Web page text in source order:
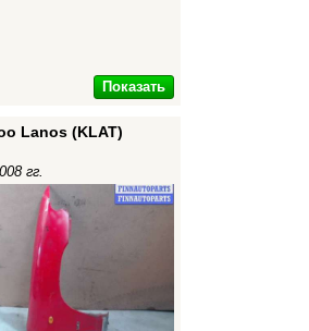
Показать
Lanos (KLAT)
гг.